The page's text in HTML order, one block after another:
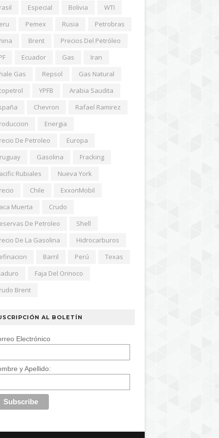
Especial Bolivia
WTI
Pemex Rusia
Petrobras
Brent
Precios Del Petróleo
Ecuador Gas
Iran
Gas
Repsol
Gas Natural
YPFB
Arabia Saudita
Chevron
Rafael Ramirez
Energia
De Petroleo
Europa
Gasolina
Fracking
Rubiales
Nueva York
Chile
ExxonMobil
Muerta
Crudo
De Petroleo
Shell
De La Gasolina
Hidrocarburos
Barril Perú
Texas
Faja Del Orinoco
Brent
AL BOLETÍN
Electrónico
y Apellido: